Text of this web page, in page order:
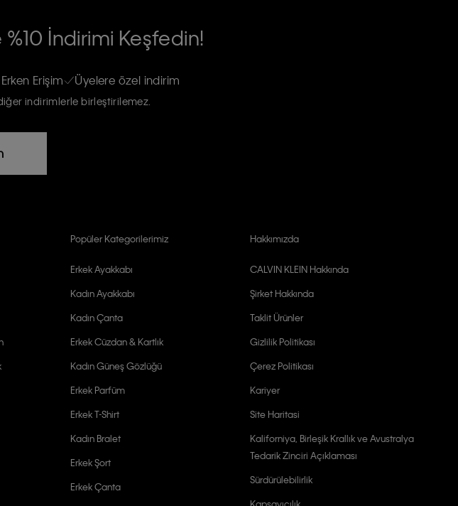
İndirimi Keşfedin!
Erişim Üyelere özel indirim
indirimlerle birleştirilemez.
Popüler Kategorilerimiz
Erkek Ayakkabı
Kadın Ayakkabı
Kadın Çanta
Erkek Cüzdan & Kartlık
Kadın Güneş Gözlüğü
Erkek Parfüm
Erkek T-Shirt
Kadın Bralet
Erkek Şort
Erkek Çanta
Hakkımızda
CALVIN KLEIN Hakkında
Şirket Hakkında
Taklit Ürünler
Gizlilik Politikası
Çerez Politikası
Kariyer
Site Haritasi
Kaliforniya, Birleşik Krallık ve Avustralya
Tedarik Zinciri Açıklaması
Sürdürülebilirlik